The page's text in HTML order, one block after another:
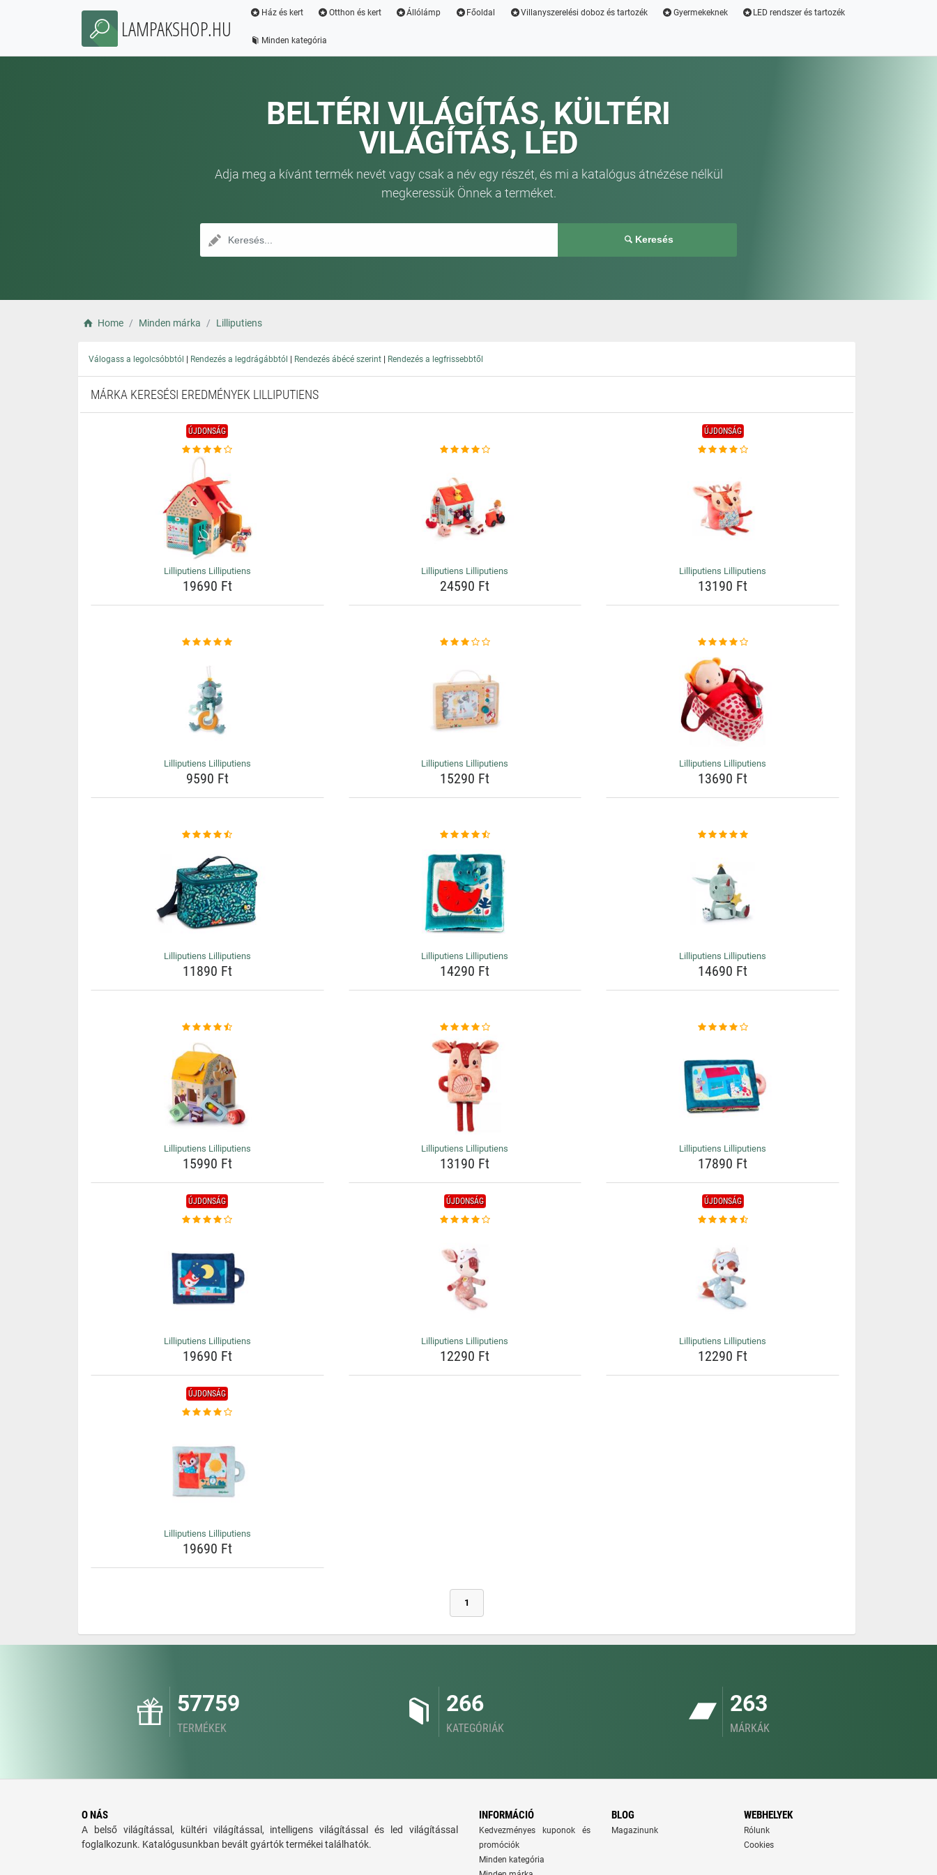
LAMPAKSHOP.HU
Ház és kert Otthon és kert Állólámp Főoldal Villanyszerelési doboz és tartozék Gyermekeknek LED rendszer és tartozék
Minden kategória
BELTÉRI VILÁGÍTÁS, KÜLTÉRI
VILÁGÍTÁS, LED
Adja meg a kívánt termék nevét vagy csak a név egy részét, és mi a katalógus átnézése nélkül
megkeressük Önnek a terméket.
Keresés
Home Minden márka Lilliputiens
Válogass a legolcsóbbtól | Rendezés a legdrágábbtól | Rendezés ábécé szerint | Rendezés a legfrissebbtől
MÁRKA KERESÉSI EREDMÉNYEK LILLIPUTIENS
ÚJDONSÁG
Lilliputiens Lilliputiens
19690 Ft
Lilliputiens Lilliputiens
24590 Ft
ÚJDONSÁG
Lilliputiens Lilliputiens
13190 Ft
Lilliputiens Lilliputiens
9590 Ft
Lilliputiens Lilliputiens
15290 Ft
Lilliputiens Lilliputiens
13690 Ft
Lilliputiens Lilliputiens
11890 Ft
Lilliputiens Lilliputiens
14290 Ft
Lilliputiens Lilliputiens
14690 Ft
Lilliputiens Lilliputiens
15990 Ft
Lilliputiens Lilliputiens
13190 Ft
Lilliputiens Lilliputiens
17890 Ft
ÚJDONSÁG
Lilliputiens Lilliputiens
19690 Ft
ÚJDONSÁG
Lilliputiens Lilliputiens
12290 Ft
ÚJDONSÁG
Lilliputiens Lilliputiens
12290 Ft
ÚJDONSÁG
Lilliputiens Lilliputiens
19690 Ft
1
57759
TERMÉKEK
266
KATEGÓRIÁK
263
MÁRKÁK
O NÁS
A belső világítással, kültéri világítással, intelligens világítással és led világítással
foglalkozunk. Katalógusunkban bevált gyártók termékei találhatók.
INFORMÁCIÓ
Kedvezményes kuponok és
promóciók
Minden kategória
BLOG
Magazinunk
WEBHELYEK
Rólunk
Cookies